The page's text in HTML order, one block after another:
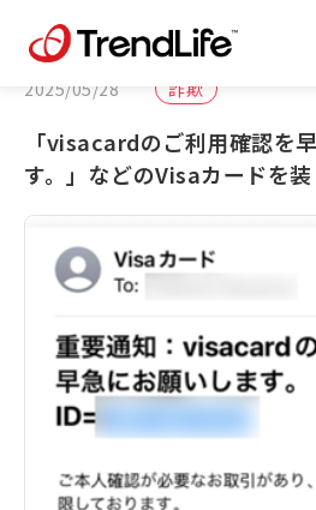
2025/05/28 詐欺
「visacardのご利用確認を
す。」などのVisaカードを